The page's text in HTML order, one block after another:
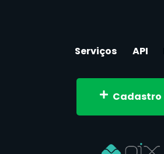
Serviços API
Cadastro